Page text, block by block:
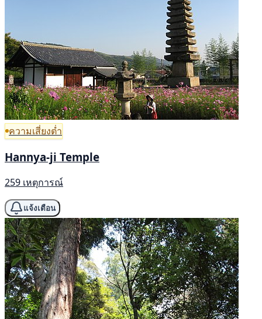
ความเสี่ยงต่ำ
Hannya-ji Temple
259 เหตุการณ์
แจ้งเตือน